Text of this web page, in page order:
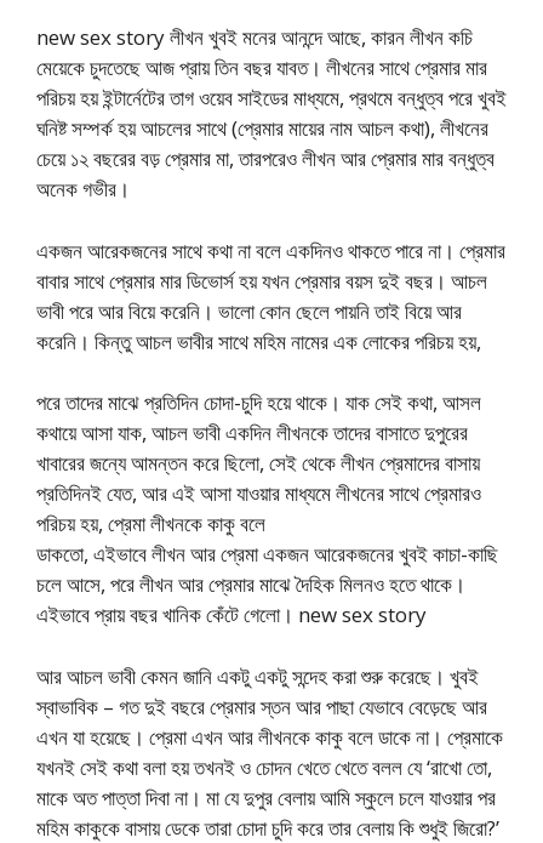
new sex story লীখন খুবই মনের আনন্দে আছে, কারন লীখন কচি
মেয়েকে চুদতেছে আজ প্রায় তিন বছর যাবত। লীখনের সাথে প্রেমার মার
পরিচয় হয় ইন্টার্নেটের তাগ ওয়েব সাইডের মাধ্যমে, প্রথমে বন্ধুত্ব পরে খুবই
ঘনিষ্ট সম্পর্ক হয় আচলের সাথে (প্রেমার মায়ের নাম আচল কথা), লীখনের
চেয়ে ১২ বছরের বড় প্রেমার মা, তারপরেও লীখন আর প্রেমার মার বন্ধুত্ব
অনেক গভীর।
একজন আরেকজনের সাথে কথা না বলে একদিনও থাকতে পারে না। প্রেমার
বাবার সাথে প্রেমার মার ডিভোর্স হয় যখন প্রেমার বয়স দুই বছর। আচল
ভাবী পরে আর বিয়ে করেনি। ভালো কোন ছেলে পায়নি তাই বিয়ে আর
করেনি। কিন্তু আচল ভাবীর সাথে মহিম নামের এক লোকের পরিচয় হয়,
পরে তাদের মাঝে প্রতিদিন চোদা-চুদি হয়ে থাকে। যাক সেই কথা, আসল
কথায়ে আসা যাক, আচল ভাবী একদিন লীখনকে তাদের বাসাতে দুপুরের
খাবারের জন্যে আমন্তন করে ছিলো, সেই থেকে লীখন প্রেমাদের বাসায়
প্রতিদিনই যেত, আর এই আসা যাওয়ার মাধ্যমে লীখনের সাথে প্রেমারও
পরিচয় হয়, প্রেমা লীখনকে কাকু বলে
ডাকতো, এইভাবে লীখন আর প্রেমা একজন আরেকজনের খুবই কাচা-কাছি
চলে আসে, পরে লীখন আর প্রেমার মাঝে দৈহিক মিলনও হতে থাকে।
এইভাবে প্রায় বছর খানিক কেঁটে গেলো। new sex story
আর আচল ভাবী কেমন জানি একটু একটু সন্দেহ করা শুরু করেছে। খুবই
স্বাভাবিক – গত দুই বছরে প্রেমার স্তন আর পাছা যেভাবে বেড়েছে আর
এখন যা হয়েছে। প্রেমা এখন আর লীখনকে কাকু বলে ডাকে না। প্রেমাকে
যখনই সেই কথা বলা হয় তখনই ও চোদন খেতে খেতে বলল যে ‘রাখো তো,
মাকে অত পাত্তা দিবা না। মা যে দুপুর বেলায় আমি স্কুলে চলে যাওয়ার পর
মহিম কাকুকে বাসায় ডেকে তারা চোদা চুদি করে তার বেলায় কি শুধুই জিরো?’